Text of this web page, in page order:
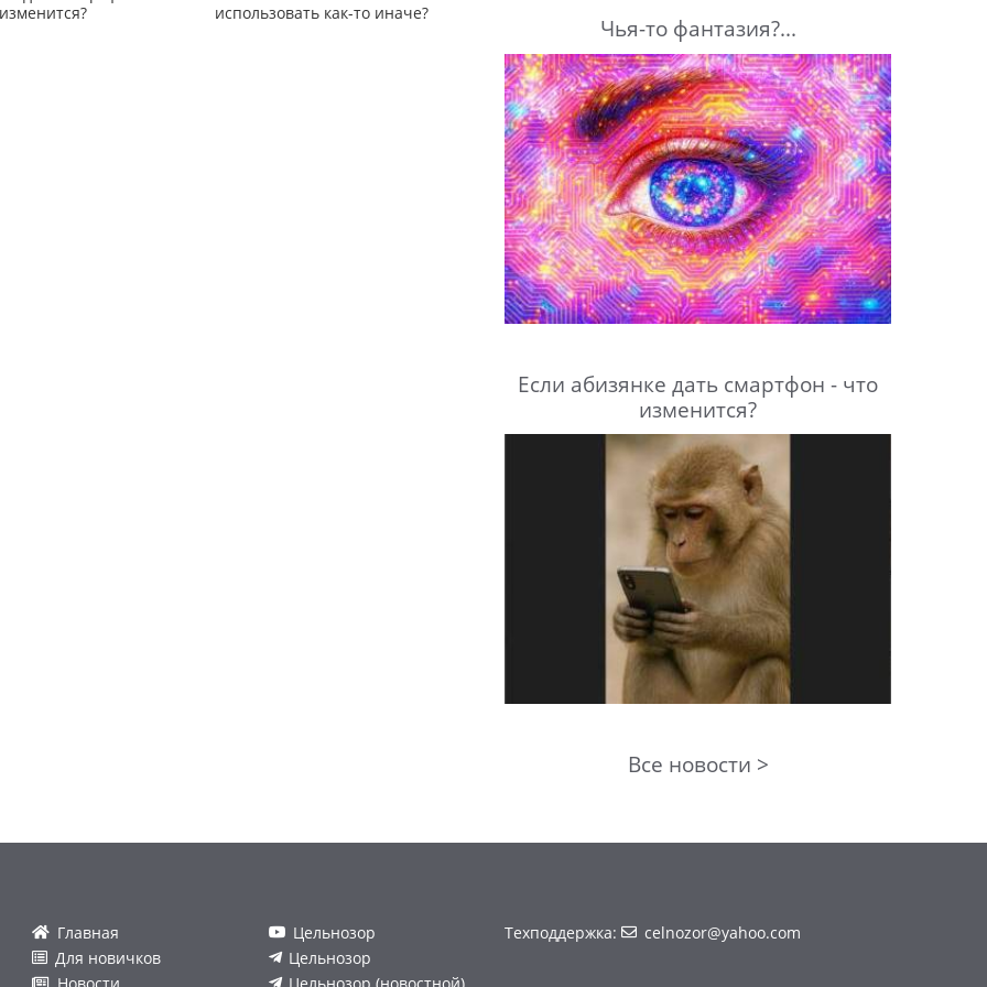
использовать как-то иначе?
Чья-то фантазия?...
Если абизянке дать смартфон - что
изменится?
Все новости >
Главная
Для новичков
Цельнозор
Цельнозор
Техподдержка: celnozor@yahoo.com